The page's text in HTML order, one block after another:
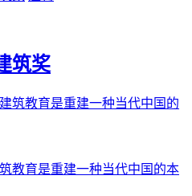
筑奖
教育是重建一种当代中国的本